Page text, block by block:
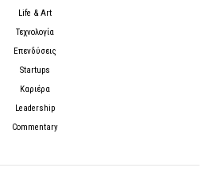
Life & Art
Τεχνολογία
Επενδύσεις
Startups
Καριέρα
Leadership
Commentary